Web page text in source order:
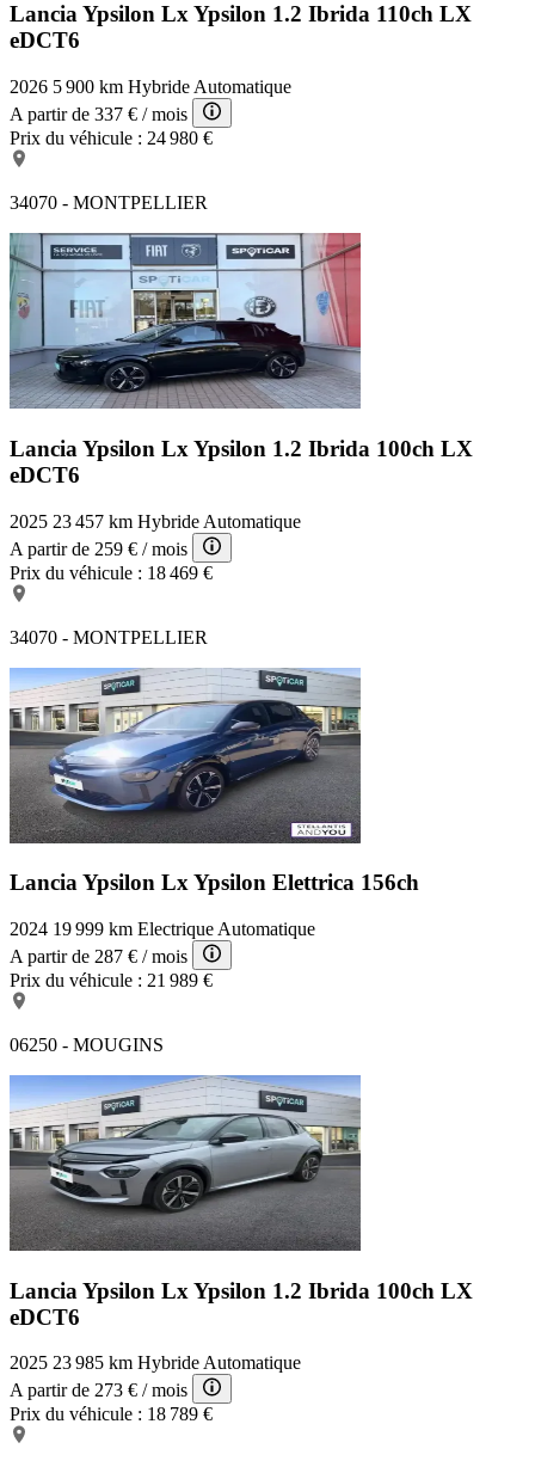
Lancia Ypsilon LxYpsilon 1.2 Ibrida 110ch LX
eDCT6
2026 5 900 km Hybride Automatique
A partir de 337 € / mois
Prix du véhicule : 24 980 €
34070 - MONTPELLIER
Lancia Ypsilon Lx Ypsilon 1.2 Ibrida 100ch LX
eDCT6
2025 23 457 km Hybride Automatique
A partir de 259 € / mois
Prix du véhicule : 18 469 €
34070 - MONTPELLIER
Lancia Ypsilon LxYpsilon Elettrica 156ch
2024 19 999 km Electrique Automatique
A partir de 287 € / mois
Prix du véhicule : 21 989 €
06250 - MOUGINS
Lancia Ypsilon Lx Ypsilon 1.2 Ibrida 100ch LX
eDCT6
2025 23 985 km HybrideAutomatique
A partir de 273 € / mois
Prix du véhicule : 18 789 €